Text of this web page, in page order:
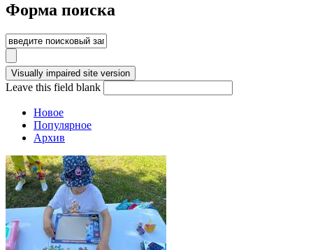
Форма поиска
Leave this field blank
Новое
Популярное
Архив